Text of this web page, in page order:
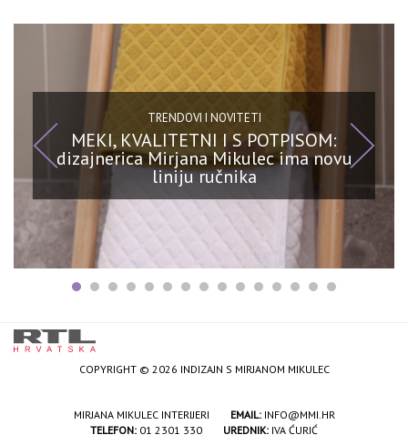
TRENDOVI I NOVITETI
MEKI, KVALITETNI I S POTPISOM:
dizajnerica Mirjana Mikulec ima novu
liniju ručnika
COPYRIGHT © 2026 INDIZAJN S MIRJANOM MIKULEC
MIRJANA MIKULEC INTERIJERI EMAIL: INFO@MMI.HR
TELEFON: 01 2301 330 UREDNIK: IVA ĆURIĆ